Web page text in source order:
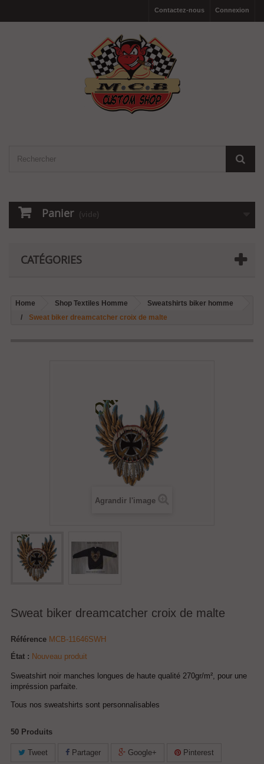
Connexion
Contactez-nous
Panier (vide)
CATÉGORIES
Home Shop Textiles Homme
Sweatshirts biker homme
Sweat biker dreamcatcher croix de malte
Agrandir l'image
Sweat biker dreamcatcher croix de malte
Référence MCB-11646SWH
État : Nouveau produit
Sweatshirt noir manches longues de haute qualité 270gr/m², pour une
impréssion parfaite.
Tous nos sweatshirts sont personnalisables
50 Produits
Tweet Partager Google+ Pinterest